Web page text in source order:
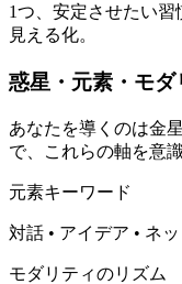
1つ、安定させたい
見える化。
惑星・元素・モダ
あなたを導くのは金
で、これらの軸を意
元素キーワード
対話 • アイデア • ネ
モダリティのリズム